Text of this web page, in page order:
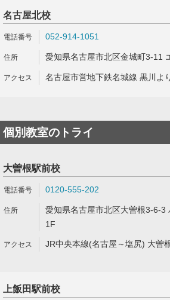
名古屋北校
052-914-1051
愛知県名古屋市北区金城町3-11
名古屋市営地下鉄名城線 黒川よ
個別教室のトライ
大曽根駅前校
0120-555-202
愛知県名古屋市北区大曽根3-6-3
1F
JR中央本線(名古屋～塩尻) 大曽
上飯田駅前校